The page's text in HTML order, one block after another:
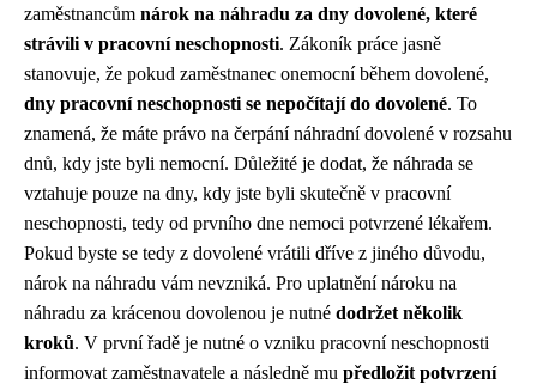
zaměstnancům nárok na náhradu za dny dovolené, které
strávili v pracovní neschopnosti. Zákoník práce jasně
stanovuje, že pokud zaměstnanec onemocní během dovolené,
dny pracovní neschopnosti se nepočítají do dovolené. To
znamená, že máte právo na čerpání náhradní dovolené v rozsahu
dnů, kdy jste byli nemocní. Důležité je dodat, že náhrada se
vztahuje pouze na dny, kdy jste byli skutečně v pracovní
neschopnosti, tedy od prvního dne nemoci potvrzené lékařem.
Pokud byste se tedy z dovolené vrátili dříve z jiného důvodu,
nárok na náhradu vám nevzniká. Pro uplatnění nároku na
náhradu za krácenou dovolenou je nutné dodržet několik
kroků. V první řadě je nutné o vzniku pracovní neschopnosti
informovat zaměstnavatele a následně mu předložit potvrzení